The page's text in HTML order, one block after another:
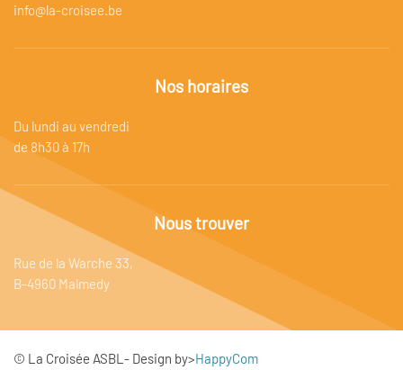
info@la-croisee.be
Nos horaires
Du lundi au vendredi
de 8h30 à 17h
Nous trouver
Rue de la Warche 33,
B-4960 Malmedy
© La Croisée ASBL- Design by>HappyCom